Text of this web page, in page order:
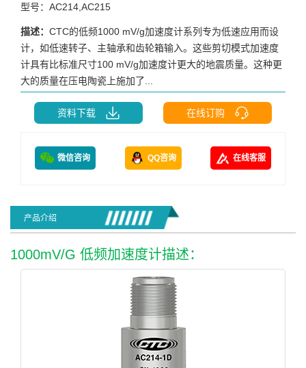
型号：AC214,AC215
描述： CTC的低频1000 mV/g加速度计系列专为低速应用而设
计，如低速转子、主轴承和齿轮箱输入。这些剪切模式加速度
计具有比标准尺寸100 mV/g加速度计更大的地震质量。这种更
大的质量在压电陶瓷上施加了...
资料下载 在线订购
微信咨询 QQ咨询 在线客服
产品介绍
1000mV/G 低频加速度计描述：